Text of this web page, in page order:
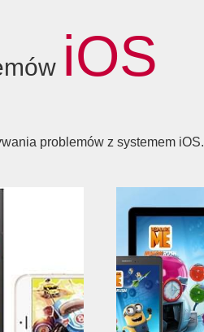
iOS
problemów z systemem iOS.